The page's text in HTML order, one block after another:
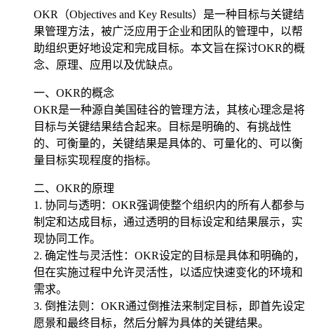
OKR（Objectives and Key Results）是一种目标与关键结
果管理方法，被广泛应用于企业和团队的管理中，以帮
助组织更好地设定和完成目标。本文旨在探讨OKR的概
念、原理、应用以及优缺点。
一、OKR的概念
OKR是一种源自美国硅谷的管理方法，其核心理念是将
目标与关键结果结合起来。目标是明确的、有挑战性
的、可衡量的，关键结果是具体的、可量化的、可以衡
量目标实现程度的指标。
二、OKR的原理
1. 协同与透明：OKR强调使整个组织内的所有人都参与
制定和达成目标，通过透明的目标设定和结果展示，实
现协同工作。
2. 确定性与灵活性：OKR设定的目标是具体和明确的，
但在实施过程中允许灵活性，以适应快速变化的环境和
需求。
3. 倒推法则：OKR通过倒推法来制定目标，即首先设定
愿景和最终目标，然后分解为具体的关键结果。